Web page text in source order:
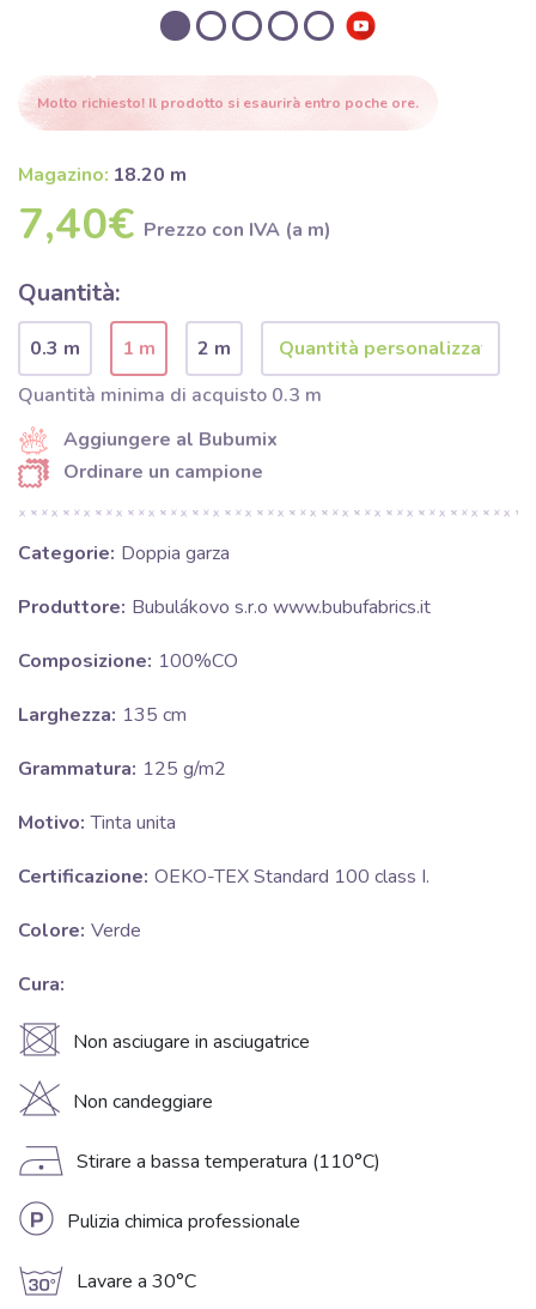
Molto richiesto! Il prodotto si esaurirà entro poche ore.
Magazino: 18.20 m
7,40€ Prezzo con IVA (a m)
Quantità:
0.3 m 1 m
2 m
Quantità minima di acquisto 0.3 m
Aggiungere al Bubumix
Ordinare un campione
Categorie: Doppia garza
Produttore: Bubulákovo s.r.o www.bubufabrics.it
Composizione: 100%CO
Larghezza: 135 cm
Grammatura: 125 g/m2
Motivo: Tinta unita
Certificazione: OEKO-TEX Standard 100 class I.
Colore: Verde
Cura:
U Non asciugare in asciugatrice
H Non candeggiare
D Stirare a bassa temperatura (110°C)
L Pulizia chimica professionale
g Lavare a 30°C